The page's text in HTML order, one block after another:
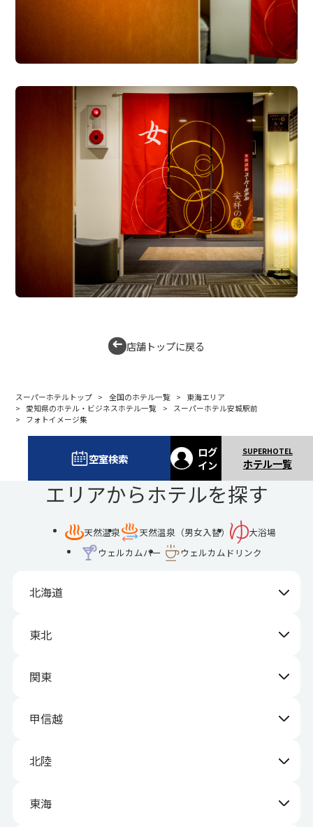
店舗トップに戻る
スーパーホテルトップ 全国のホテル一覧
東海エリア
愛知県のホテル・ビジネスホテル一覧
スーパーホテル安城駅前
フォトイメージ集
空室検索
ログ
イン
ホテル一覧
エリアからホテルを探す
天然温泉 天然温泉（男女入替）
大浴場
ウェルカムバー
ウェルカムドリンク
北海道
東北
関東
甲信越
北陸
東海